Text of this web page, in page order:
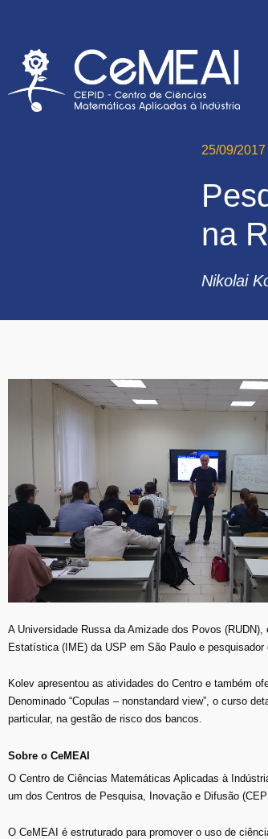
25/09/2017
na
Nikolai
A Universidade Russa da Amizade dos Povos
Estatística (IME) da USP em São Paulo e
Kolev apresentou as atividades do Centro e também
Denominado “Copulas – nonstandard view”, o curso
particular, na gestão de risco dos bancos.
Sobre o CeMEAI
O Centro de Ciências Matemáticas Aplicadas à
um dos Centros de Pesquisa, Inovação e Difusão
O CeMEAI é estruturado para promover o uso de